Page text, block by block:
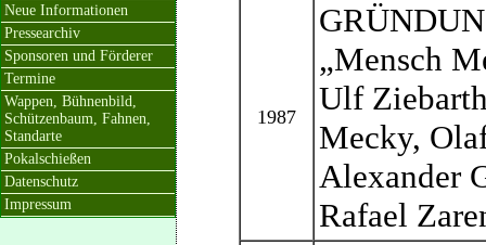
1987
„Mensch
Ulf
Mecky,
Alexander
Rafael
Neue Informationen
Pressearchiv
Sponsoren und Förderer
Termine
Wappen, Bühnenbild,
Schützenbaum, Fahnen,
Standarte
Pokalschießen
Datenschutz
Impressum